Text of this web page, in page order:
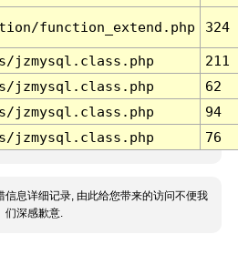
function_extend.php 324
jzmysql.class.php
211
jzmysql.class.php
62
jzmysql.class.php
94
jzmysql.class.php 76
信息详细记录, 由此给您带来的访问不便我
们深感歉意.